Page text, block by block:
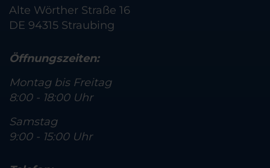
Alte Wörther Straße 16
DE 94315 Straubing
Öffnungszeiten:
Montag bis Freitag
8:00 - 18:00 Uhr
Samstag
9:00 - 15:00 Uhr